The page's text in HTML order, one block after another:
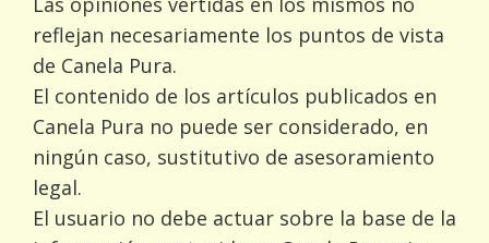
reflejan necesariamente los puntos de vista
de Canela Pura.
El contenido de los artículos publicados en
Canela Pura no puede ser considerado, en
ningún caso, sustitutivo de asesoramiento
legal.
El usuario no debe actuar sobre la base de la